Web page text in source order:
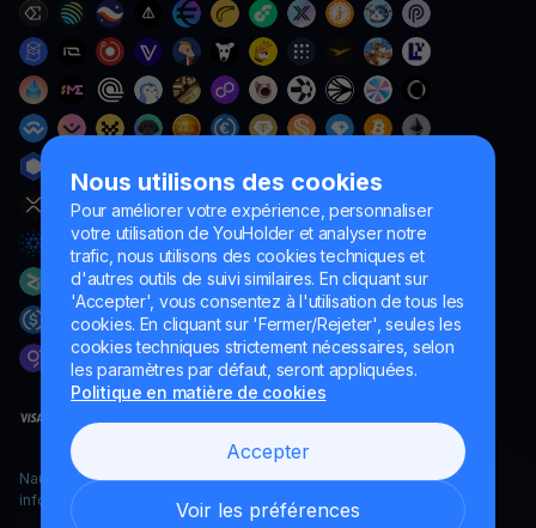
Nous utilisons des cookies
Pour améliorer votre expérience, personnaliser
votre utilisation de YouHolder et analyser notre
trafic, nous utilisons des cookies techniques et
d'autres outils de suivi similaires. En cliquant sur
'Accepter', vous consentez à l'utilisation de tous les
cookies. En cliquant sur 'Fermer/Rejeter', seules les
cookies techniques strictement nécessaires, selon
les paramètres par défaut, seront appliquées.
Politique en matière de cookies
Accepter
Voir les préférences
Naumard LTD. – uniquement à des fins de développement
informatique, de recherche et de marketing